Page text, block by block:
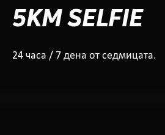
5KM SELFIE
24 часа / 7 дена от седмицата.